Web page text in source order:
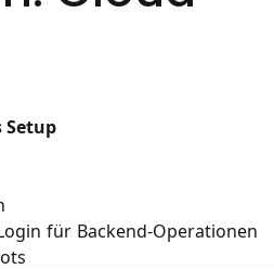
Setup
für Backend-Operationen